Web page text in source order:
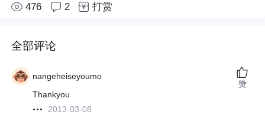
476 2 打赏
全部评论
nangeheiseyoumo
Thankyou
2013-03-08
赞